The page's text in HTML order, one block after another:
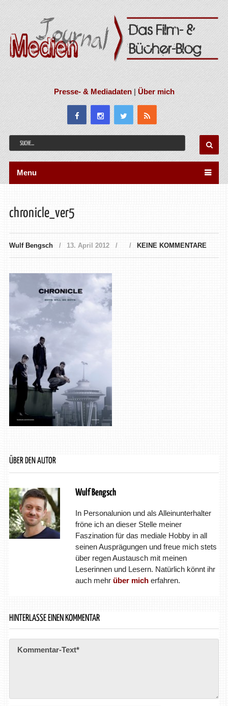
Presse- & Mediadaten|Über mich
Menu
chronicle_ver5
Wulf Bengsch 13. April 2012 KEINE KOMMENTARE
ÜBER DEN AUTOR
Wulf Bengsch
In Personalunion und als Alleinunterhalter
fröne ich an dieser Stelle meiner
Faszination für das mediale Hobby in all
seinen Ausprägungen und freue mich stets
über regen Austausch mit meinen
Leserinnen und Lesern. Natürlich könnt ihr
auch mehr über micherfahren.
HINTERLASSE EINEN KOMMENTAR